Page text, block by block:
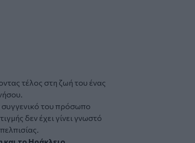
τέλος στη ζωή του ένας
συγγενικό του πρόσωπο
δεν έχει γίνει γνωστό